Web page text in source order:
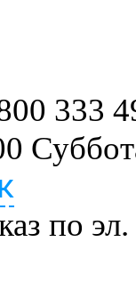
333
по